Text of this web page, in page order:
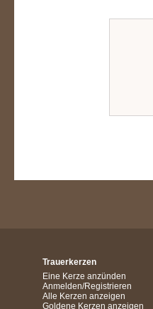
Trauerkerzen
Eine Kerze anzünden
Anmelden/Registrieren
Alle Kerzen anzeigen
Goldene Kerzen anzeigen